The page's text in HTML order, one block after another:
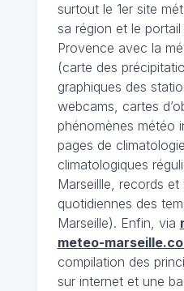
surtout le 1er site
sa région et le portail
Provence avec la
(carte des
graphiques des
webcams, cartes
phénomènes météo
pages de
climatologiques
Marseillle, records et
quotidiennes des
Marseille). Enfin, via
meteo-
compilation des
sur internet et une